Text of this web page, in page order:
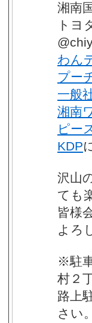
湘南
トヨ
わん
プー
一般
湘南
ピー
KDP
沢山
ても
皆様
よろ
※駐
村２
路上
さい。